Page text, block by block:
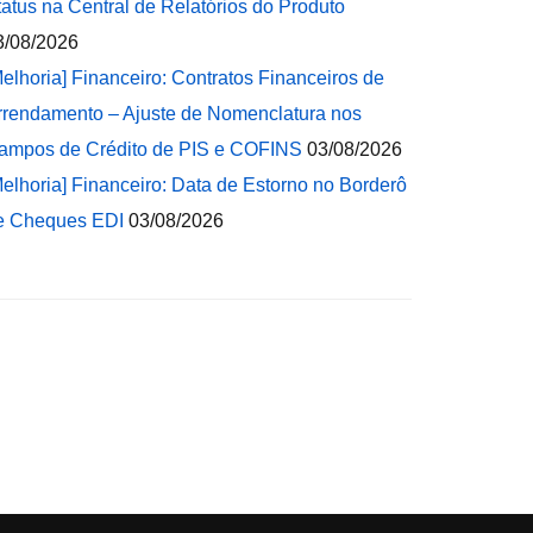
na Central de Relatórios do Produto
08/2026
Financeiro: Contratos Financeiros de
– Ajuste de Nomenclatura nos
de Crédito de PIS e COFINS 03/08/2026
Financeiro: Data de Estorno no Borderô
Cheques EDI 03/08/2026